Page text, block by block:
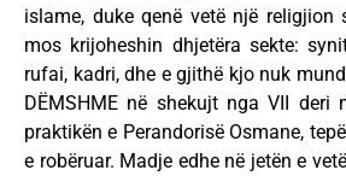
islame, duke qenë vetë një religjion
mos krijoheshin dhjetëra sekte:
rufai, kadri, dhe e gjithë kjo nuk
DËMSHME në shekujt nga VII deri
praktikën e Perandorisë Osmane,
e robëruar. Madje edhe në jetën e